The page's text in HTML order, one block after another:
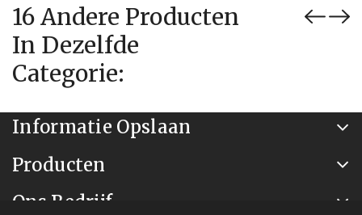
16 Andere Producten
In Dezelfde
Categorie:
Informatie Opslaan
Producten
Ons Bedrijf